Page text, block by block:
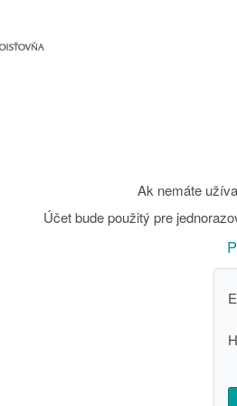
Ak nemáte
Účet bude použitý pre